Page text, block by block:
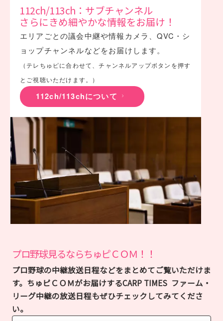
112ch/113ch：サブチャンネル
さらにきめ細やかな情報をお届け！
エリアごとの議会中継や情報カメラ、QVC・シ
ョップチャンネルなどをお届けします。
（テレちゅピに合わせて、チャンネルアップボタンを押す
とご視聴いただけます。）
112ch/113chについて
プロ野球見るならちゅピＣＯＭ！！
プロ野球の中継放送日程などをまとめてご覧いただけま
す。ちゅピＣＯＭがお届けするCARP TIMES ファーム・
リーグ中継の放送日程もぜひチェックしてみてくださ
い。